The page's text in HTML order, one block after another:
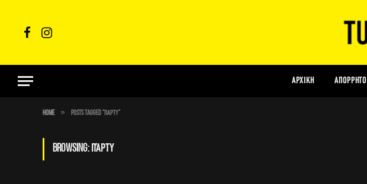
FacebookInstagram
ΑΡΧΙΚΗ Απόρρητο
Home » Posts Tagged "Πάρτυ"
BROWSING: ΠΆΡΤΥ